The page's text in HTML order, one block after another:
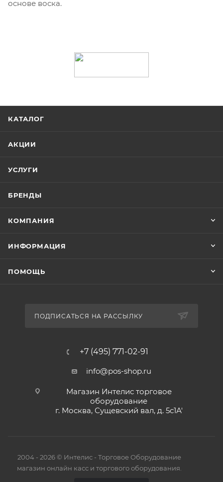
основе воска.
КАТАЛОГ
АКЦИИ
УСЛУГИ
БРЕНДЫ
КОМПАНИЯ
ИНФОРМАЦИЯ
ПОМОЩЬ
ПОДПИСАТЬСЯ НА РАССЫЛКУ
+7 (495) 771-02-91
info@pos-shop.ru
Магазин Интелис торговое
оборудование
г. Москва, Сущевский вал, д. 5с1А'
2004 - 2026 © Интелис - Торговое Оборудование
магазин онлайн касс и торгового оборудования.